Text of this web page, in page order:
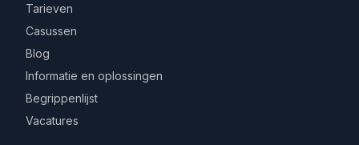
Tarieven
Casussen
Blog
Informatie en oplossingen
Begrippenlijst
Vacatures